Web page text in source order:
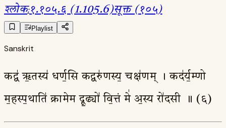
श्लोक:१.१०५.६ (1.105.6)सूक्त (१०५)
Playlist
Sanskrit
कद्व॑ ऋ॒तस्य॑ धर्ण॒सि कद्वरु॑णस्य॒ चक्ष॑णम् । कद॑र्य॒म्णो
म॒हस्प॒थाति॑ क्रामेम दू॒ढ्यो॑ वि॒त्तं मे॑ अ॒स्य रो॑दसी ॥ (६)